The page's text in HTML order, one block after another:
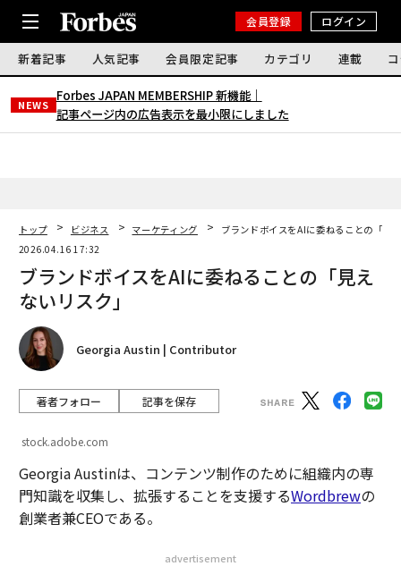
会員登録 ログイン
新着記事 人気記事 会員限定記事 カテゴリ 連載
NEWS
Forbes JAPAN MEMBERSHIP 新機能｜
記事ページ内の広告表示を最小限にしました
トップ ビジネス マーケティング
ブランドボイスをAIに委ねることの「見
2026.04.16 17:32
ブランドボイスをAIに委ねることの「見え
ないリスク」
Georgia Austin | Contributor
著者フォロー 記事を保存
stock.adobe.com
Georgia Austinは、コンテンツ制作のために組織内の専
門知識を収集し、拡張することを支援するWordbrewの
創業者兼CEOである。
advertisement